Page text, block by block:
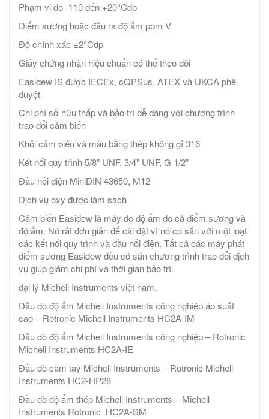
Phạm vi đo -110 đến +20°Cdp
Điểm sương hoặc đầu ra độ ẩm ppm V
Độ chính xác ±2°Cdp
Giấy chứng nhận hiệu chuẩn có thể theo dõi
Easidew IS được IECEx, cQPSus, ATEX và UKCA phê
duyệt
Chi phí sở hữu thấp và bảo trì dễ dàng với chương trình
trao đổi cảm biến
Khối cảm biến và mẫu bằng thép không gỉ 316
Kết nối quy trình 5/8” UNF, 3/4” UNF, G 1/2”
Đầu nối điện MiniDIN 43650, M12
Dịch vụ oxy được làm sạch
Cảm biến Easidew là máy đo độ ẩm đo cả điểm sương và
độ ẩm. Nó rất đơn giản để cài đặt vì nó có sẵn với một loạt
các kết nối quy trình và đầu nối điện. Tất cả các máy phát
điểm sương Easidew đều có sẵn chương trình trao đổi dịch
vụ giúp giảm chi phí và thời gian bảo trì.
đại lý Michell Instruments việt nam.
Đầu dò độ ẩm Michell Instruments công nghiệp áp suất
cao – Rotronic Michell Instruments HC2A-IM
Đầu dò độ ẩm Michell Instruments công nghiệp – Rotronic
Michell Instruments HC2A-IE
Đầu dò cầm tay Michell Instruments – Rotronic Michell
Instruments HC2-HP28
Đầu dò độ ẩm thép Michell Instruments – Michell
Instruments Rotronic HC2A-SM